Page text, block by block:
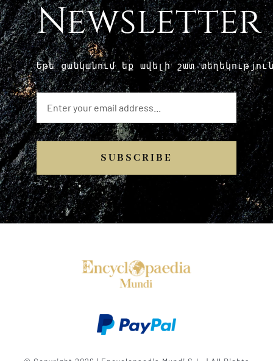
Newsletter
Եթե ​​ցանկանում եք ավելի շատ
SUBSCRIBE